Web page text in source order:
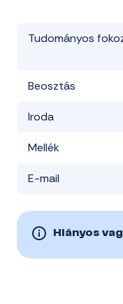
Tudományos
Beosztás
Iroda
Mellék
E-mail
Hiányos